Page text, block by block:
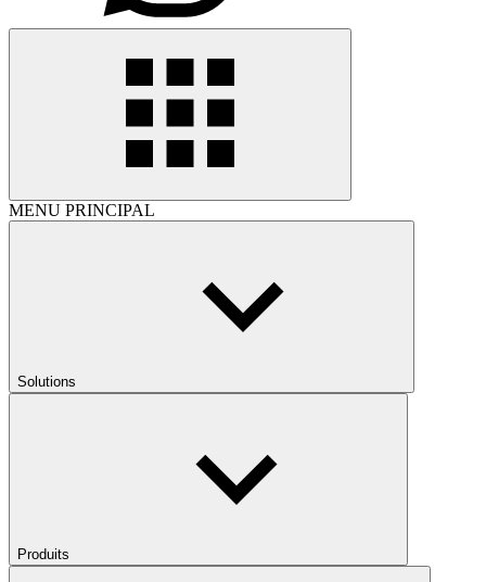
MENU PRINCIPAL
Solutions
Produits